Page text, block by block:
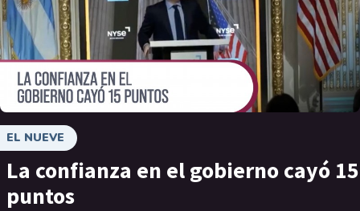
EL NUEVE
La confianza en el gobierno cayó 15
puntos